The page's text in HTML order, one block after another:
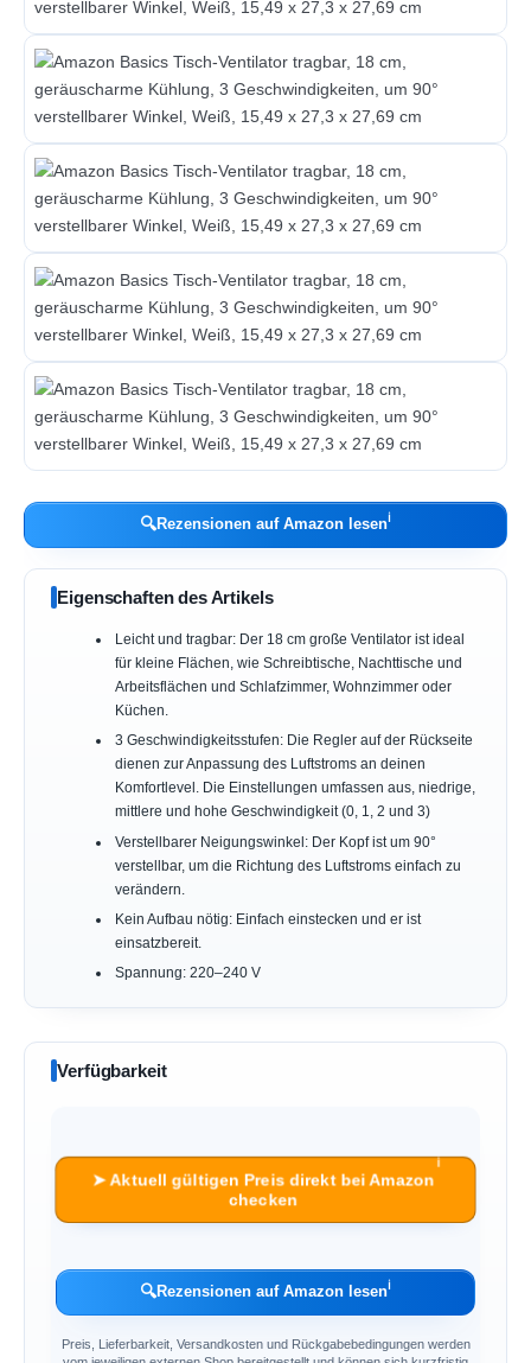
🔍Rezensionen auf Amazon lesenℹ︎
Eigenschaften des Artikels
Leicht und tragbar: Der 18 cm große Ventilator ist ideal
für kleine Flächen, wie Schreibtische, Nachttische und
Arbeitsflächen und Schlafzimmer, Wohnzimmer oder
Küchen.
3 Geschwindigkeitsstufen: Die Regler auf der Rückseite
dienen zur Anpassung des Luftstroms an deinen
Komfortlevel. Die Einstellungen umfassen aus, niedrige,
mittlere und hohe Geschwindigkeit (0, 1, 2 und 3)
Verstellbarer Neigungswinkel: Der Kopf ist um 90°
verstellbar, um die Richtung des Luftstroms einfach zu
verändern.
Kein Aufbau nötig: Einfach einstecken und er ist
einsatzbereit.
Spannung: 220–240 V
Verfügbarkeit
➤ Aktuell gültigen Preis direkt bei Amazon
checken
ℹ︎
🔍Rezensionen auf Amazon lesenℹ︎
Preis, Lieferbarkeit, Versandkosten und Rückgabebedingungen werden